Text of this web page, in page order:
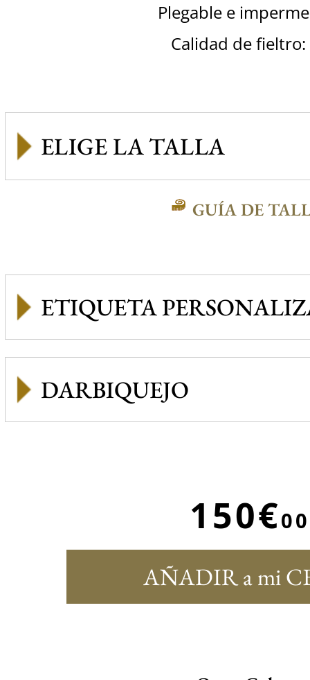
Plegable e
Calidad de fieltro:
GUÍA DE
ETIQUETA
DARBIQUEJO
150€00
AÑADIR a mi